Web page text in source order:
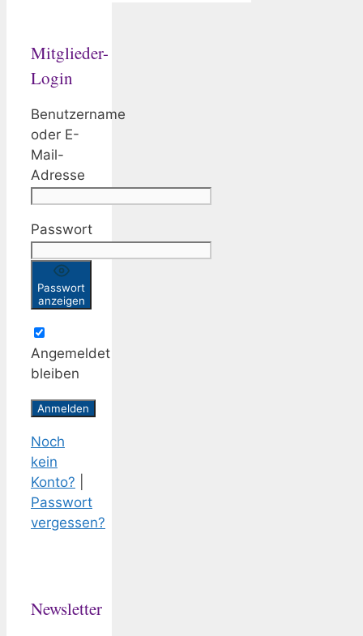
Mitglieder-
Login
Benutzername
oder E-
Mail-
Adresse
Passwort
Passwort
anzeigen
Angemeldet
bleiben
Noch
kein
Konto?
Passwort
vergessen?
Newsletter